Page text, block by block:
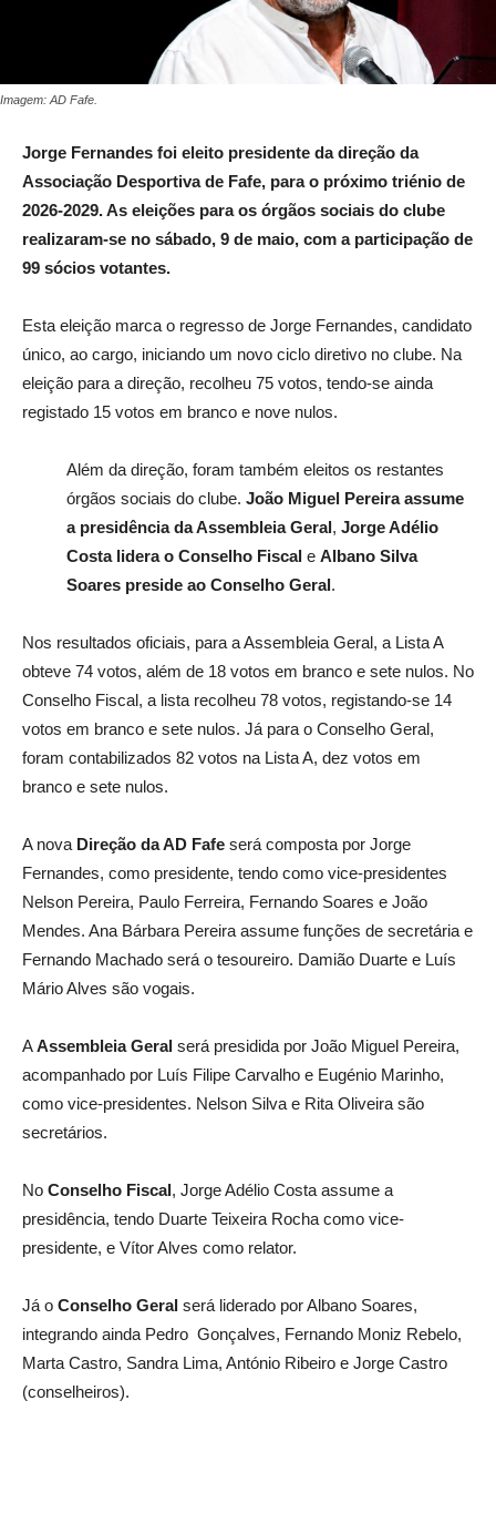
Imagem: AD Fafe.
Jorge Fernandes foi eleito presidente da direção da
Associação Desportiva de Fafe, para o próximo triénio de
2026-2029. As eleições para os órgãos sociais do clube
realizaram-se no sábado, 9 de maio, com a participação de
99 sócios votantes.
Esta eleição marca o regresso de Jorge Fernandes, candidato
único, ao cargo, iniciando um novo ciclo diretivo no clube. Na
eleição para a direção, recolheu 75 votos, tendo-se ainda
registado 15 votos em branco e nove nulos.
Além da direção, foram também eleitos os restantes
órgãos sociais do clube. João Miguel Pereira assume
a presidência da Assembleia Geral, Jorge Adélio
Costa lidera o Conselho Fiscal e Albano Silva
Soares preside ao Conselho Geral.
Nos resultados oficiais, para a Assembleia Geral, a Lista A
obteve 74 votos, além de 18 votos em branco e sete nulos. No
Conselho Fiscal, a lista recolheu 78 votos, registando-se 14
votos em branco e sete nulos. Já para o Conselho Geral,
foram contabilizados 82 votos na Lista A, dez votos em
branco e sete nulos.
A nova Direção da AD Fafe será composta por Jorge
Fernandes, como presidente, tendo como vice-presidentes
Nelson Pereira, Paulo Ferreira, Fernando Soares e João
Mendes. Ana Bárbara Pereira assume funções de secretária e
Fernando Machado será o tesoureiro. Damião Duarte e Luís
Mário Alves são vogais.
AAssembleia Geral será presidida por João Miguel Pereira,
acompanhado por Luís Filipe Carvalho e Eugénio Marinho,
como vice-presidentes. Nelson Silva e Rita Oliveira são
secretários.
No Conselho Fiscal, Jorge Adélio Costa assume a
presidência, tendo Duarte Teixeira Rocha como vice-
presidente, e Vítor Alves como relator.
Já o Conselho Geral será liderado por Albano Soares,
integrando ainda Pedro Gonçalves, Fernando Moniz Rebelo,
Marta Castro, Sandra Lima, António Ribeiro e Jorge Castro
(conselheiros).